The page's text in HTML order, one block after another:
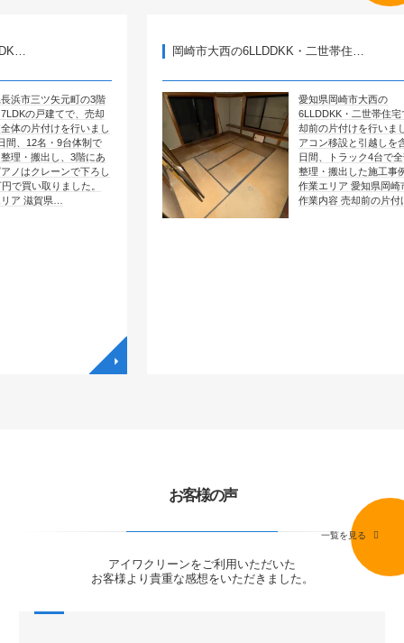
町の3階
で、売却
行いまし
体制で
3階にあ
で下ろし
した。
岡崎市大西の6LLDDKK・二世帯住…
愛知県岡崎市大西の
6LLDDKK・二世帯住宅で、売
却前の片付けを行いました。エ
アコン移設と引越しを含めて4
日間、トラック4台で全部屋を
整理・搬出した施工事例です。
作業エリア 愛知県岡崎市大西
作業内容 売却前の片付け …
お客様の声
アイワクリーンをご利用いただいた
お客様より貴重な感想をいただきました。
一覧を見る